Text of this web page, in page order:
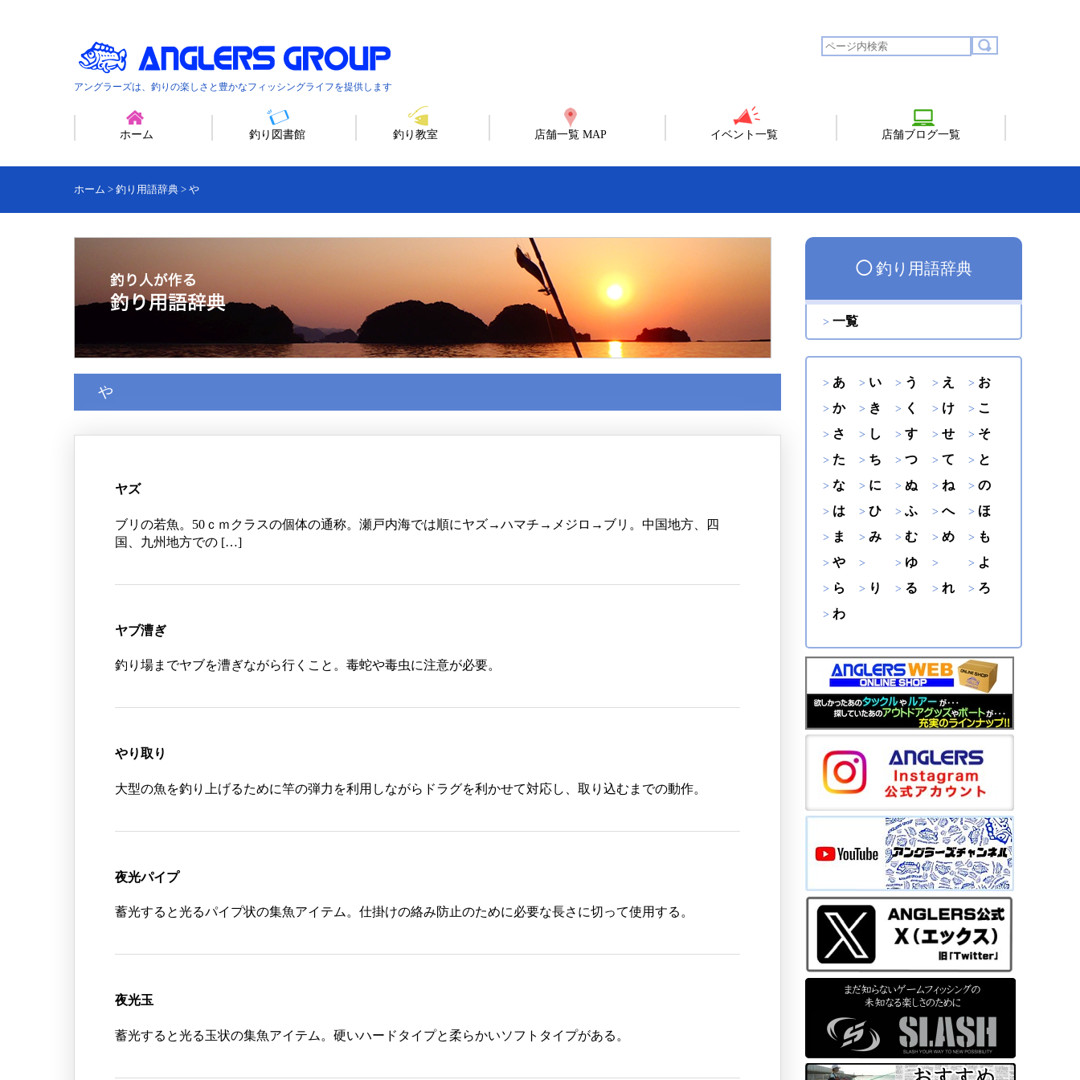
アングラーズは、釣りの楽しさと豊かなフィッシングライフを提供します
ホーム 釣り図書館 釣り教室 店舗一覧 MAP イベント一覧 店舗ブログ一覧
ホーム > 釣り用語辞典 > や
や
ヤズ
ブリの若魚。50ｃｍクラスの個体の通称。瀬戸内海では順にヤズ→ハマチ→メジロ→ブリ。中国地方、四
国、九州地方での […]
ヤブ漕ぎ
釣り場までヤブを漕ぎながら行くこと。毒蛇や毒虫に注意が必要。
やり取り
大型の魚を釣り上げるために竿の弾力を利用しながらドラグを利かせて対応し、取り込むまでの動作。
夜光パイプ
蓄光すると光るパイプ状の集魚アイテム。仕掛けの絡み防止のために必要な長さに切って使用する。
夜光玉
蓄光すると光る玉状の集魚アイテム。硬いハードタイプと柔らかいソフトタイプがある。
◯釣り用語辞典
一覧
あ い う え
お
か
き く け
こ
さ
し す せ
そ
た
ち つ て
と
な
に ぬ ね
の
は
ひ ふ へ
ほ
ま
み む め
も
や
ゆ
よ
ら
り る れ
ろ
わ